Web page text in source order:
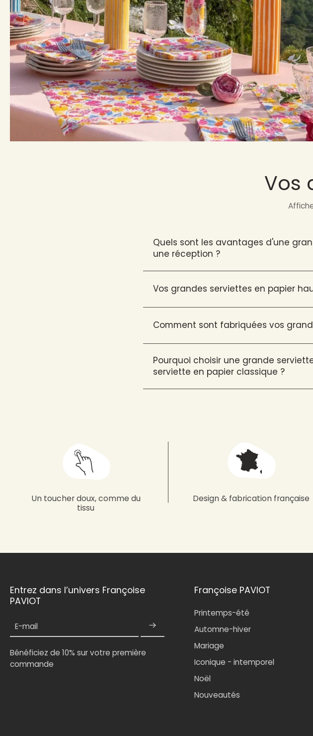
Vos
Quels sont les avantages d'une
une réception ?
Vos grandes serviettes en papier
Comment sont fabriquées vos
Pourquoi choisir une grande
serviette en papier classique ?
Un toucher doux, comme du
tissu
Design & fabrication française
Entrez dans l’univers Françoise
PAVIOT
E-mail
Bénéficiez de 10% sur votre première
commande
Françoise PAVIOT
Printemps-été
Automne-hiver
Mariage
Iconique - intemporel
Noël
Nouveautés